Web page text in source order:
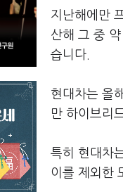
지난해에만
산해 그 중
습니다.
현대차는 올
만 하이브리
특히 현대차
이를 제외한